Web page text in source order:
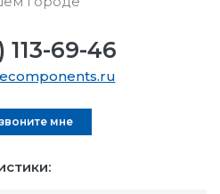
113-69-46
мне